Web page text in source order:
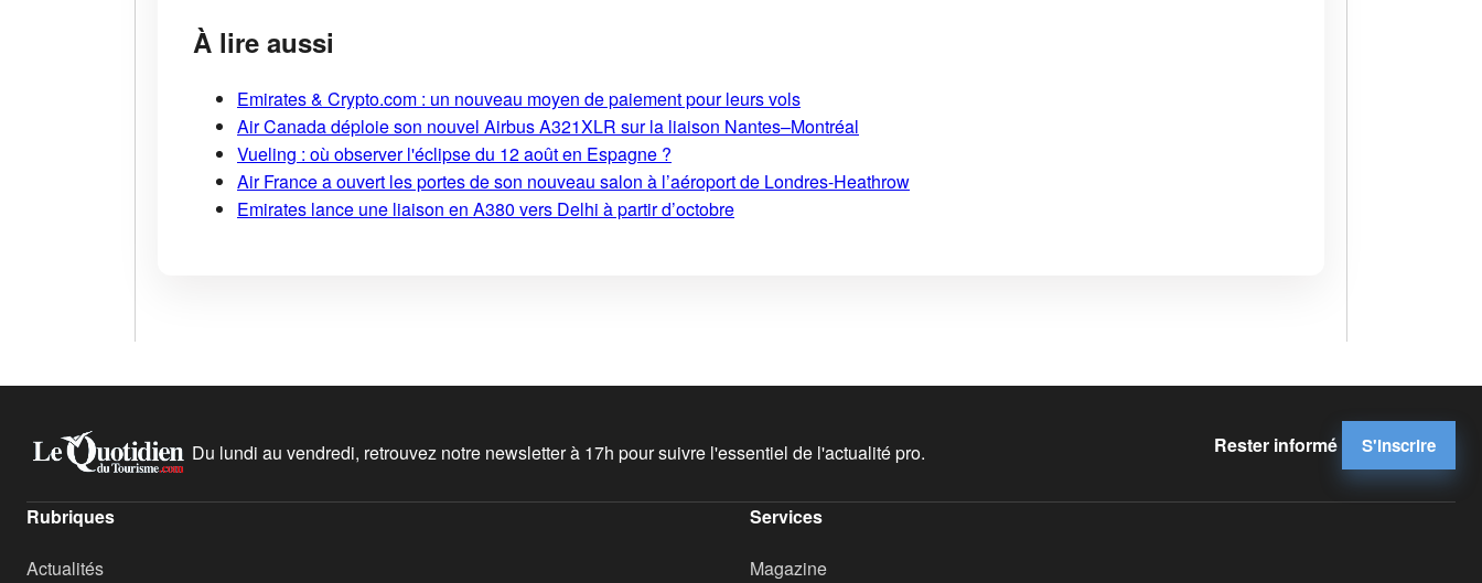
À lire aussi
Emirates & Crypto.com : un nouveau moyen de paiement pour leurs vols
Air Canada déploie son nouvel Airbus A321XLR sur la liaison Nantes–Montréal
Vueling : où observer l'éclipse du 12 août en Espagne ?
Air France a ouvert les portes de son nouveau salon à l’aéroport de Londres-Heathrow
Emirates lance une liaison en A380 vers Delhi à partir d’octobre
Du lundi au vendredi, retrouvez notre newsletter à 17h pour suivre l'essentiel de l'actualité pro. Rester informé S'inscrire
Rubriques
Actualités
Services
Magazine